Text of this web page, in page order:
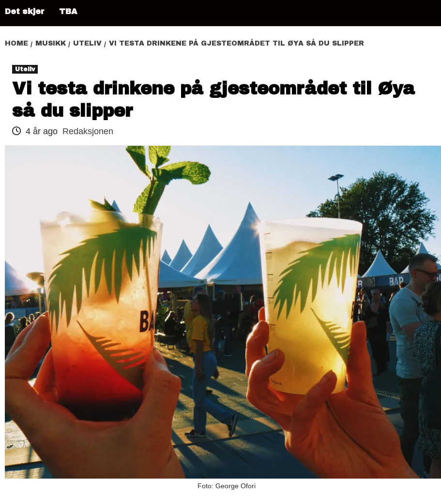
Det skjer TBA
HOME MUSIKK UTELIV VI TESTA DRINKENE PÅ GJESTEOMRÅDET TIL ØYA SÅ DU SLIPPER
Uteliv
Vi testa drinkene på gjesteområdet til Øya
så du slipper
4 år ago Redaksjonen
Foto: George Ofori